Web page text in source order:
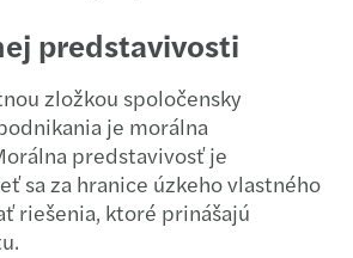
predstavivosti
zložkou spoločensky
je morálna
predstavivosť je
sa za hranice úzkeho vlastného
riešenia, ktoré prinášajú